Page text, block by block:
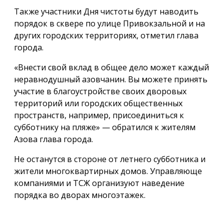
Также участники Дня чистоты будут наводить
порядок в сквере по улице Привокзальной и на
других городских территориях, отметил глава
города.
«Внести свой вклад в общее дело может каждый
неравнодушный азовчанин. Вы можете принять
участие в благоустройстве своих дворовых
территорий или городских общественных
пространств, например, присоединиться к
субботнику на пляже» — обратился к жителям
Азова глава города.
Не останутся в стороне от летнего субботника и
жители многоквартирных домов. Управляюще
компаниями и ТСЖ организуют наведение
порядка во дворах многоэтажек.